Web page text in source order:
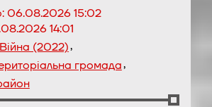
06.08.2026 15:02
14:01
Війна (2022),
громада,